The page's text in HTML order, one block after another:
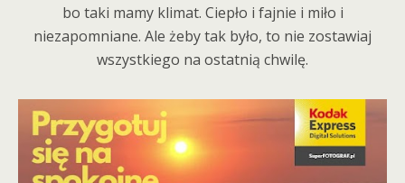
bo taki mamy klimat. Ciepło i fajnie i miło i
niezapomniane. Ale żeby tak było, to nie zostawiaj
wszystkiego na ostatnią chwilę.